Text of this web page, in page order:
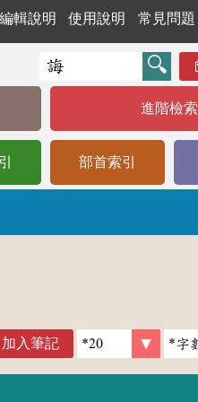
編輯說明 使用說明 常見問題
進階檢索
部首索引
加入筆記